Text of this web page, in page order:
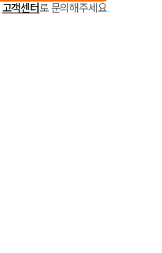
고객센터로 문의해주세요.